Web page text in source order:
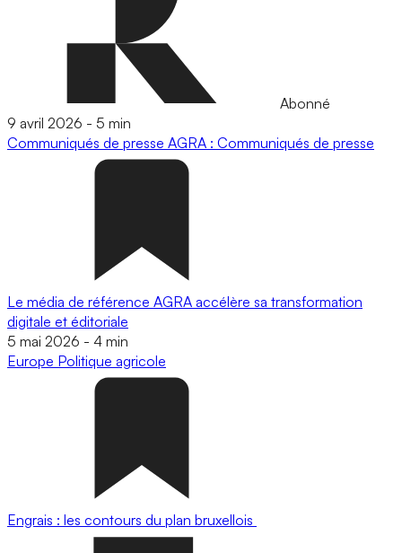
Abonné
9 avril 2026 - 5 min
Communiqués de presse AGRA : Communiqués de presse
Le média de référence AGRA accélère sa transformation
digitale et éditoriale
5 mai 2026 - 4 min
Europe Politique agricole
Engrais : les contours du plan bruxellois